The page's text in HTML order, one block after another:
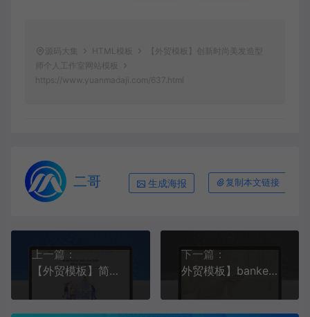
源码大集 HTML模板
【外贸模板】创新时尚美发造型
师个人工作室网站模板
https://www.yuanmadaji.com/637.html
二哥 生成海报 复制本文链接
上一篇：
【外贸模板】简洁现代着陆页网站模板 紫色款 响应式模板
下一篇：
外贸模板】banker大气商务视差化银行贷款类模板 白橙款 响应式模板